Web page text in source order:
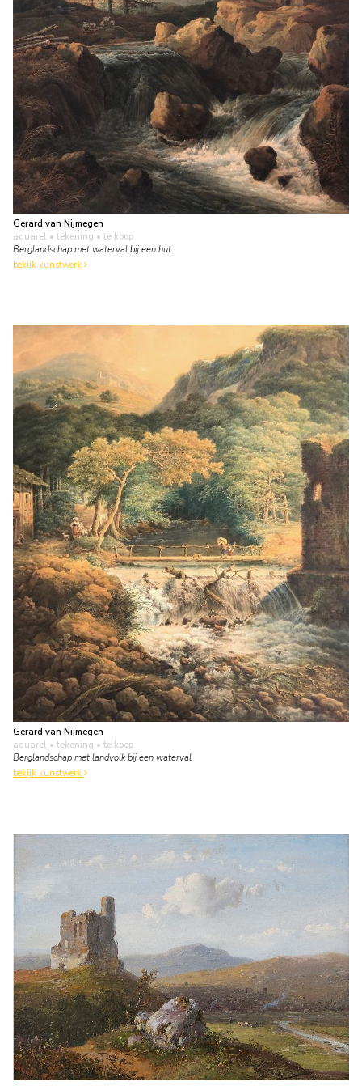
Gerard van Nijmegen
aquarel • tekening • te koop
Berglandschap met waterval bij een hut
bekijk kunstwerk
Gerard van Nijmegen
aquarel • tekening • te koop
Berglandschap met landvolk bij een waterval
bekijk kunstwerk